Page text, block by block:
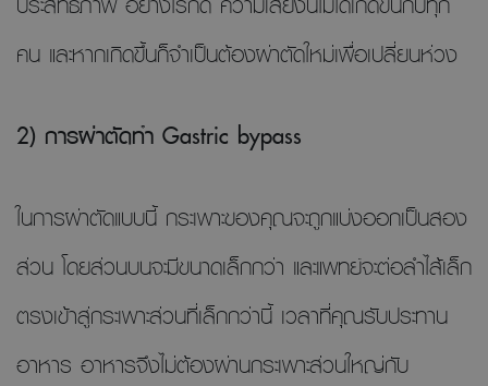
คน และหากเกิดขึ้นก็จำเป็นต้องผ่าตัดใหม่เพื่อเปลี่ยนห่วง
2) การผ่าตัดทำ Gastric bypass
ในการผ่าตัดแบบนี้ กระเพาะของคุณจะถูกแบ่งออกเป็นสอง
ส่วน โดยส่วนบนจะมีขนาดเล็กกว่า และแพทย์จะต่อลำไส้เล็ก
ตรงเข้าสู่กระเพาะส่วนที่เล็กกว่านี้ เวลาที่คุณรับประทาน
อาหาร อาหารจึงไม่ต้องผ่านกระเพาะส่วนใหญ่กับ